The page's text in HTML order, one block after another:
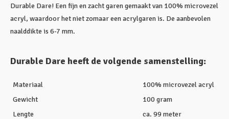
Durable Dare! Een fijn en zacht garen gemaakt van 100% microvezel
acryl, waardoor het niet zomaar een acrylgaren is. De aanbevolen
naalddikte is 6-7 mm.
Durable Dare heeft de volgende samenstelling:
Materiaal
100% microvezel acryl
Gewicht
100 gram
Lengte
ca. 99 meter